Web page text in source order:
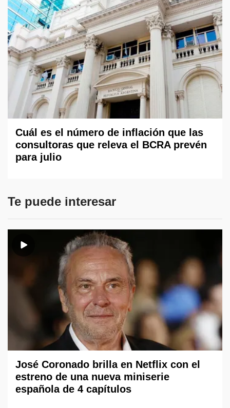
Cuál es el número de inflación que las
consultoras que releva el BCRA prevén
para julio
Te puede interesar
José Coronado brilla en Netflix con el
estreno de una nueva miniserie
española de 4 capítulos